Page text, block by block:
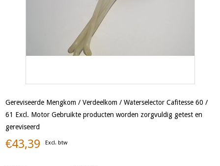
Gereviseerde Mengkom / Verdeelkom / Waterselector Cafitesse 60 /
61 Excl. Motor Gebruikte producten worden zorgvuldig getest en
gereviseerd
€43,39 Excl. btw